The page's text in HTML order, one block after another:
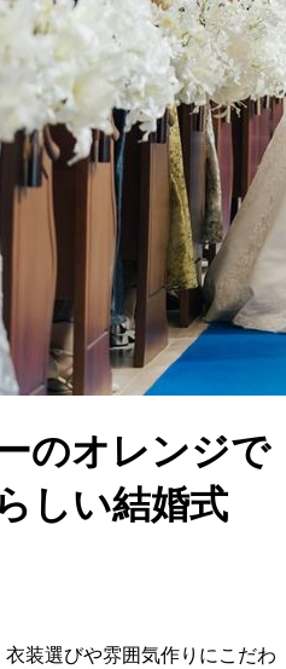
のオレンジで
しい結婚式
装選びや雰囲気作りにこだわ